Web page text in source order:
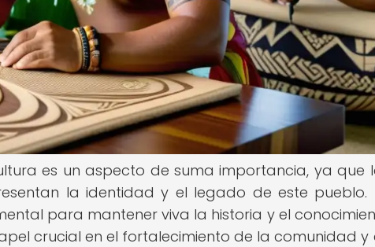
es un aspecto de suma importancia, ya que
la identidad y el legado de este pueblo.
para mantener viva la historia y el
crucial en el fortalecimiento de la comunidad y